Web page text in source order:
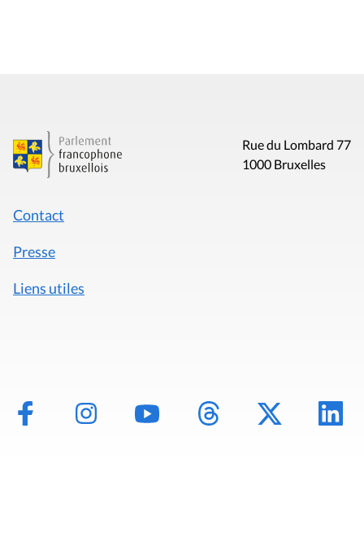
Rue du Lombard 77
1000 Bruxelles
Contact
Presse
Liens utiles